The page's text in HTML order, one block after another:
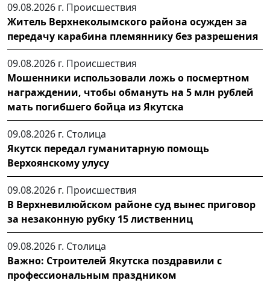
09.08.2026 г. Происшествия
Житель Верхнеколымского района осужден за
передачу карабина племяннику без разрешения
09.08.2026 г. Происшествия
Мошенники использовали ложь о посмертном
награждении, чтобы обмануть на 5 млн рублей
мать погибшего бойца из Якутска
09.08.2026 г. Столица
Якутск передал гуманитарную помощь
Верхоянскому улусу
09.08.2026 г. Происшествия
В Верхневилюйском районе суд вынес приговор
за незаконную рубку 15 лиственниц
09.08.2026 г. Столица
Важно: Строителей Якутска поздравили с
профессиональным праздником